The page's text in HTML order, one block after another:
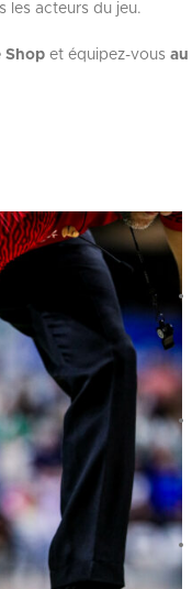
les acteurs du jeu.
Shop et équipez-vous au